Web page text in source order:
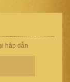
hâp dẫn